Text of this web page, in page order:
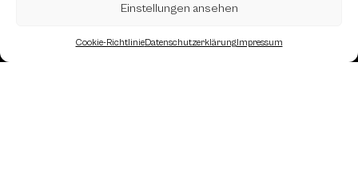
Einstellungen ansehen
Cookie-RichtlinieDatenschutzerklärungImpressum